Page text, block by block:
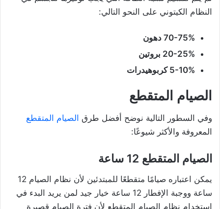
النظام الكيتوني على النحو التالي:
70-75% دهون
20-25% بروتين
5-10% كربوهيدرات
الصيام المتقطع
وفي السطور التالية نوضح أفضل طرق الصيام المتقطع
المعروفة والأكثر شيوعًا:
الصيام المتقطع 12 ساعة
يمكن اعتباره صيامًا متقطعًا للمبتدئين لأن نظام الصيام 12
ساعة ووجبة الإفطار 12 ساعة خيار جيد لمن يريد البدء في
استخدام نظام الصيام المتقطع لأن فترة الصيام قصيرة